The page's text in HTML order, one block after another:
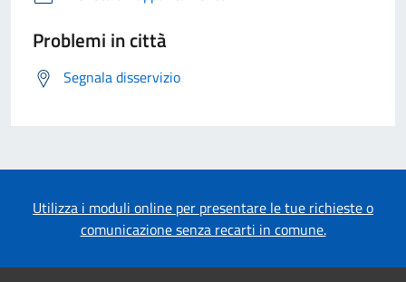
Problemi in città
Segnala disservizio
Utilizza i moduli online per presentare le tue richieste o
comunicazione senza recarti in comune.